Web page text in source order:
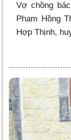
Vợ chồng
Phạm Hồng
Hợp Thịnh,